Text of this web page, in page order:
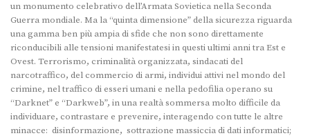
un monumento celebrativo dell’Armata Sovietica nella Seconda
Guerra mondiale. Ma la “quinta dimensione” della sicurezza riguarda
una gamma ben più ampia di sfide che non sono direttamente
riconducibili alle tensioni manifestatesi in questi ultimi anni tra Est e
Ovest. Terrorismo, criminalità organizzata, sindacati del
narcotraffico, del commercio di armi, individui attivi nel mondo del
crimine, nel traffico di esseri umani e nella pedofilia operano su
“Darknet” e “Darkweb”, in una realtà sommersa molto difficile da
individuare, contrastare e prevenire, interagendo con tutte le altre
minacce: disinformazione, sottrazione massiccia di dati informatici;